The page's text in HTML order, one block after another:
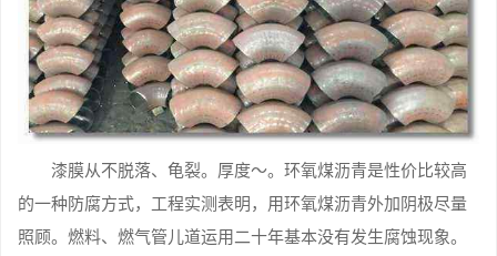
漆膜从不脱落、龟裂。厚度～。环氧煤沥青是性价比较高
的一种防腐方式，工程实测表明，用环氧煤沥青外加阴极尽量
照顾。燃料、燃气管儿道运用二十年基本没有发生腐蚀现象。